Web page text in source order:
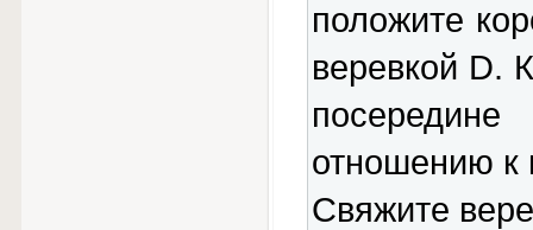
положите
веревкой D.
отношению к
Свяжите